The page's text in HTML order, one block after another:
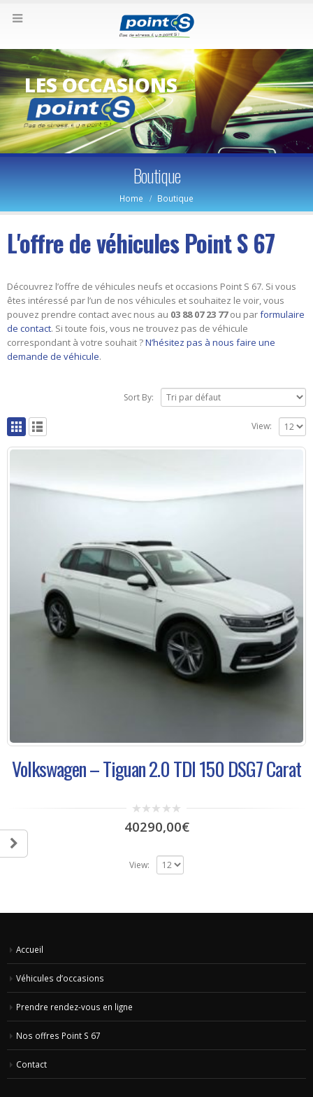
LES OCCASIONS
Boutique
Home Boutique
L'offre de véhicules Point S 67
Découvrez l’offre de véhicules neufs et occasions Point S 67. Si vous
êtes intéressé par l’un de nos véhicules et souhaitez le voir, vous
pouvez prendre contact avec nous au 03 88 07 23 77ou parformulaire
de contact. Si toute fois, vous ne trouvez pas de véhicule
correspondant à votre souhait ?N’hésitez pas à nous faire une
demande de véhicule.
Sort By:
View:
Volkswagen – Tiguan 2.0 TDI 150 DSG7 Carat
0
out
40290,00€
View:
Accueil
Véhicules d’occasions
Prendre rendez-vous en ligne
Nos offres Point S 67
Contact